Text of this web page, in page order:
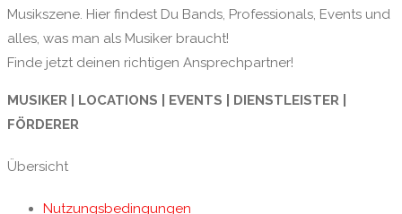
Musikszene. Hier findest Du Bands, Professionals, Events und
alles, was man als Musiker braucht!
Finde jetzt deinen richtigen Ansprechpartner!
MUSIKER | LOCATIONS | EVENTS | DIENSTLEISTER |
FÖRDERER
Übersicht
Nutzungsbedingungen